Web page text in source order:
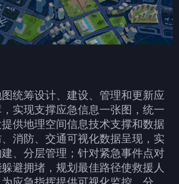
统筹设计、建设、管理和更新应
实现支撑应急信息一张图，统一
供地理空间信息技术支撑和数据
消防、交通可视化数据呈现，实
、分层管理；针对紧急事件点对
避拥堵，规划最佳路径使救援人